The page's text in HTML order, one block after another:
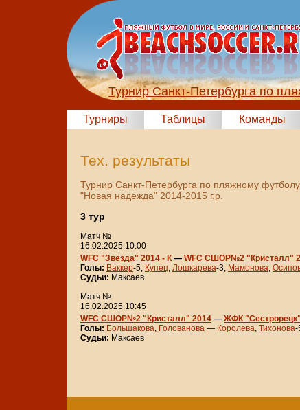
Турнир Санкт-Петербурга по
Турниры Таблицы Команды
Тех. результаты
Турнир Санкт-Петербурга по пляжному
"Новая надежда" 2014-2015 г.р.
3 тур
Матч №
16.02.2025 10:00
WFC "Звезда" 2014 - К — WFC СШОР№2 "Кристалл"
Голы: Ваккер-5, Купец, Лошкарева-3, Мамонова,
Судьи: Максаев
Матч №
16.02.2025 10:45
WFC СШОР№2 "Кристалл" 2014 — ЖФК
Голы: Большакова, Голованова — Королева, Тихонова-
Судьи: Максаев